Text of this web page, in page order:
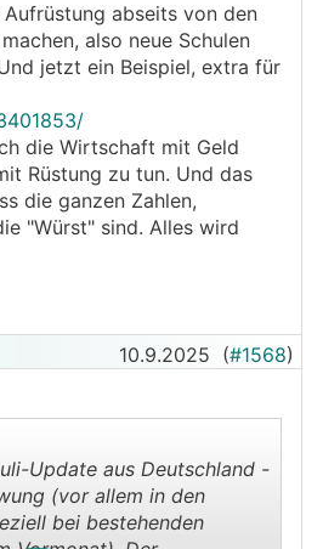
oder Maklern. Wenn der
es (im aktuellen
geben.
meiner Profession als
wir "eingefärbt" einzustufen,
Ein
seine Dienstleistung nur
und Verkäufer
Dies ist in den letzten
deutlich
(Verbücherungszahlen habe
wenn er das
für den
stellt. Wieso soll
Preisen interessiert sein,
wenigen Transaktionen
abseits von den
also neue Schulen
jetzt ein Beispiel, extra für
die Wirtschaft mit Geld
Rüstung zu tun. Und das
die ganzen Zahlen,
"Würst" sind. Alles wird
10.9.2025 (#1568)
Update aus Deutschland -
(vor allem in den
bei bestehenden